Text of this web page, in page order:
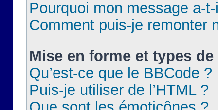
Pourquoi mon message a-
Comment puis-je remonter
Mise en forme et types
Qu’est-ce que le BBCode ?
Puis-je utiliser de l’HTML ?
Que sont les émoticônes ?